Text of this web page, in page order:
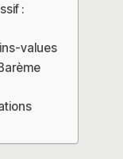
:
values